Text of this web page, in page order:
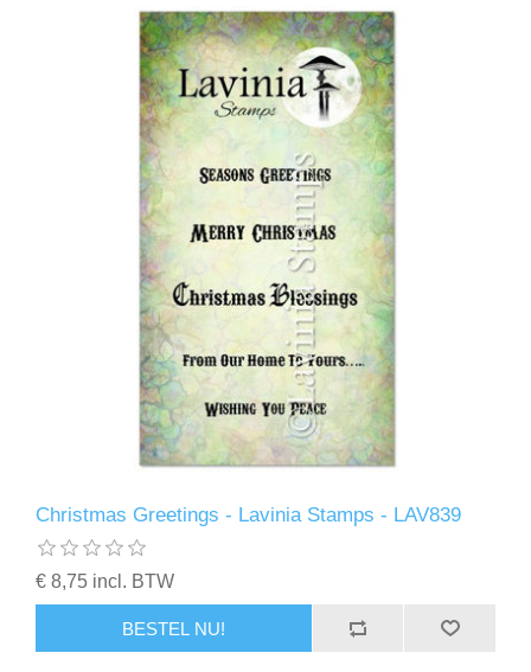
Christmas Greetings - Lavinia Stamps - LAV839
€ 8,75 incl. BTW
BESTEL NU!